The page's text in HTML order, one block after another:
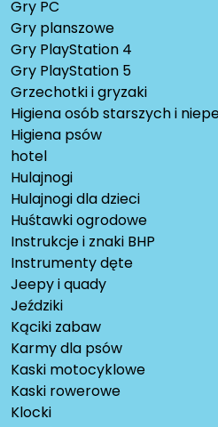
Gry PC
Gry planszowe
Gry PlayStation 4
Gry PlayStation 5
Grzechotki i gryzaki
Higiena osób starszych i
Higiena psów
hotel
Hulajnogi
Hulajnogi dla dzieci
Huśtawki ogrodowe
Instrukcje i znaki BHP
Instrumenty dęte
Jeepy i quady
Jeździki
Kąciki zabaw
Karmy dla psów
Kaski motocyklowe
Kaski rowerowe
Klocki